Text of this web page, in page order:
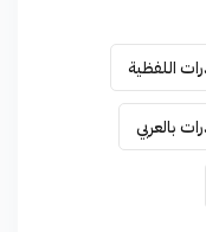
اللفظية
بالعربي